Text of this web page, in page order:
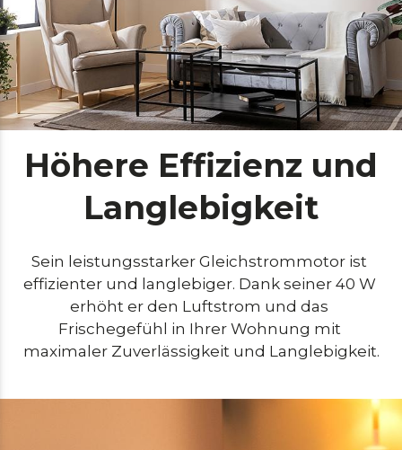
Höhere Effizienz und
Langlebigkeit
Sein leistungsstarker Gleichstrommotor ist
effizienter und langlebiger. Dank seiner 40 W
erhöht er den Luftstrom und das
Frischegefühl in Ihrer Wohnung mit
maximaler Zuverlässigkeit und Langlebigkeit.